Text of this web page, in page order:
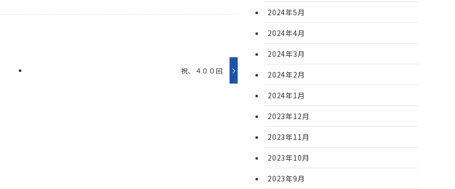
祝、４００回
2024年5月
2024年4月
2024年3月
2024年2月
2024年1月
2023年12月
2023年11月
2023年10月
2023年9月